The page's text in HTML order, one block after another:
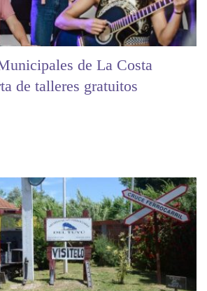
de La Costa
de talleres gratuitos